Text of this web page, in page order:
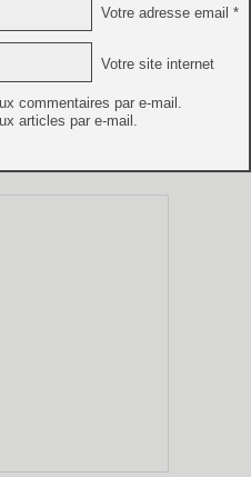
Votre adresse email *
Votre site internet
commentaires par e-mail.
articles par e-mail.